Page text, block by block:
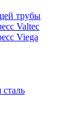
трубы
Valtec
Viega